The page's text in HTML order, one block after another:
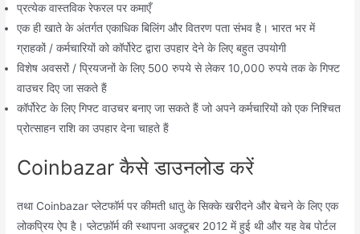
प्रत्येक वास्तविक रेफरल पर कमाएँ
एक ही खाते के अंतर्गत एकाधिक बिलिंग और वितरण पता संभव है। भारत भर में
ग्राहकों / कर्मचारियों को कॉर्पोरेट द्वारा उपहार देने के लिए बहुत उपयोगी
विशेष अवसरों / प्रियजनों के लिए 500 रुपये से लेकर 10,000 रुपये तक के गिफ्ट
वाउचर दिए जा सकते हैं
कॉर्पोरेट के लिए गिफ्ट वाउचर बनाए जा सकते हैं जो अपने कर्मचारियों को एक निश्चित
प्रोत्साहन राशि का उपहार देना चाहते हैं
Coinbazar कैसे डाउनलोड करें
तथा Coinbazar प्लेटफॉर्म पर कीमती धातु के सिक्के खरीदने और बेचने के लिए एक
लोकप्रिय ऐप है। प्लेटफ़ॉर्म की स्थापना अक्टूबर 2012 में हुई थी और यह वेब पोर्टल